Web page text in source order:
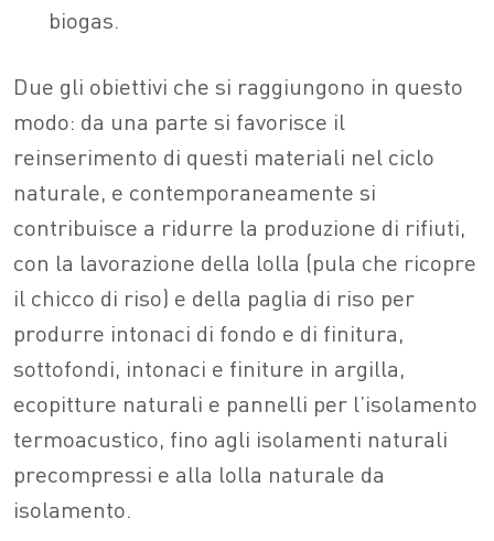
biogas.
Due gli obiettivi che si raggiungono in questo
modo: da una parte si favorisce il
reinserimento di questi materiali nel ciclo
naturale, e contemporaneamente si
contribuisce a ridurre la produzione di rifiuti,
con la lavorazione della lolla (pula che ricopre
il chicco di riso) e della paglia di riso per
produrre intonaci di fondo e di finitura,
sottofondi, intonaci e finiture in argilla,
ecopitture naturali e pannelli per l’isolamento
termoacustico, fino agli isolamenti naturali
precompressi e alla lolla naturale da
isolamento.